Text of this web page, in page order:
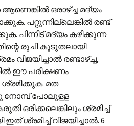
ഒരാഴ്ച്ച മദ്യം
പറ്റുന്നില്ലെങ്കിൽ രണ്ട്
പിന്നീട് മദ്യം കഴിക്കുന്ന
രുചി കൂടുതലായി
വിജയിച്ചാൽ രണ്ടാഴ്ച്ച,
ഈ പരീക്ഷണം
മത
നോമ്പ് പോലുള്ള
ഒരിക്കലെങ്കിലും ശ്രമിച്ച്
ശ്രമിച്ച് വിജയിച്ചാൽ. 6